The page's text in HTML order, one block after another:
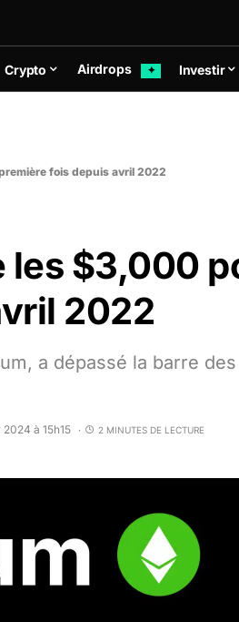
Crypto Airdrops ✦ Investir
fois depuis avril 2022
les $3,000
2022
a dépassé la barre
à 15h15 2 MINUTES DE LECTURE